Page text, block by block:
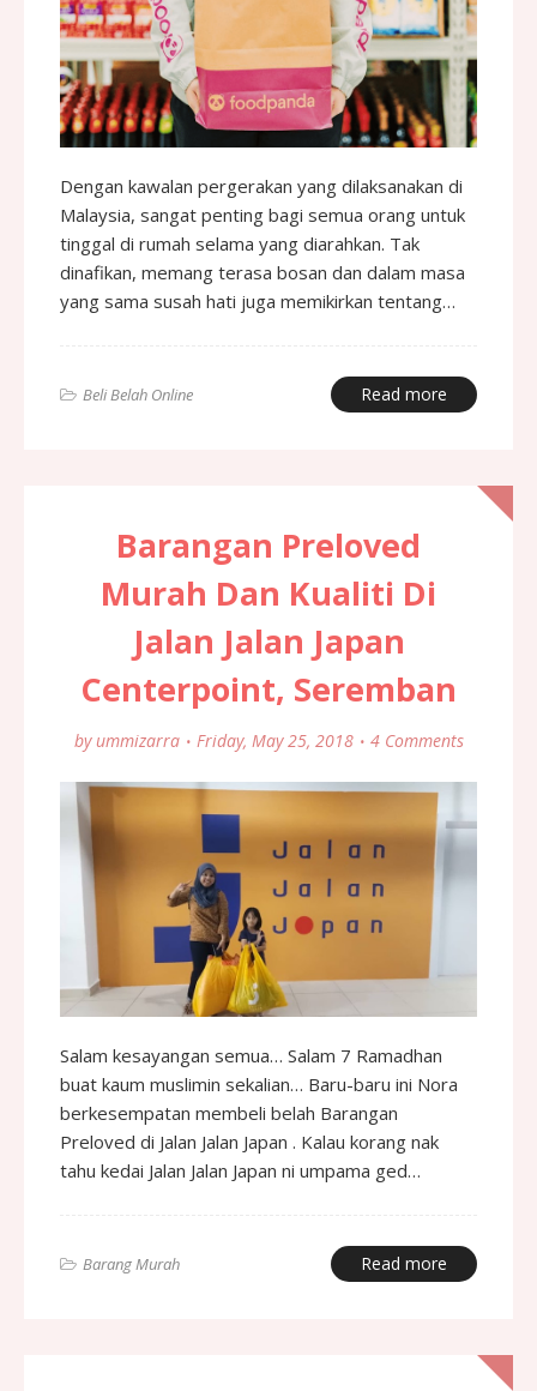
Dengan kawalan pergerakan yang dilaksanakan di
Malaysia, sangat penting bagi semua orang untuk
tinggal di rumah selama yang diarahkan. Tak
dinafikan, memang terasa bosan dan dalam masa
yang sama susah hati juga memikirkan tentang…
Beli Belah Online Read more
Barangan Preloved
Murah Dan Kualiti Di
Jalan Jalan Japan
Centerpoint, Seremban
by ummizarra Friday, May 25, 2018 4 Comments
Salam kesayangan semua… Salam 7 Ramadhan
buat kaum muslimin sekalian… Baru-baru ini Nora
berkesempatan membeli belah Barangan
Preloved di Jalan Jalan Japan . Kalau korang nak
tahu kedai Jalan Jalan Japan ni umpama ged…
Barang Murah Read more